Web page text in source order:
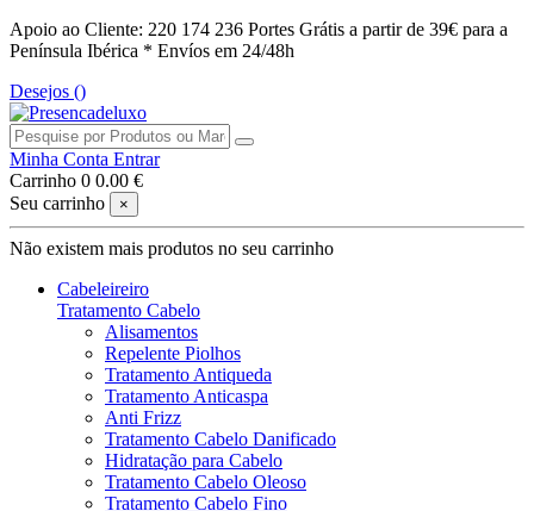
Apoio ao Cliente: 220 174 236 Portes Grátis a partir de 39€ para a
Península Ibérica * Envíos em 24/48h
Desejos ()
Minha Conta Entrar
Carrinho 0 0.00 €
Seu carrinho
×
Não existem mais produtos no seu carrinho
Cabeleireiro
Tratamento Cabelo
Alisamentos
Repelente Piolhos
Tratamento Antiqueda
Tratamento Anticaspa
Anti Frizz
Tratamento Cabelo Danificado
Hidratação para Cabelo
Tratamento Cabelo Oleoso
Tratamento Cabelo Fino